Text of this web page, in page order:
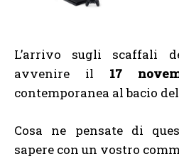
L’arrivo sugli scaffali
avvenire il 17
contemporanea al bacio
Cosa ne pensate di
sapere con un vostro